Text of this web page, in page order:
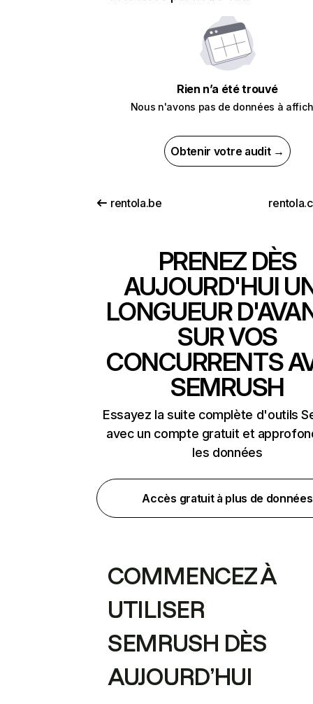
Rien n’a été trouvé
Nous n'avons pas de données à
Obtenir votre audit →
rentola.be
PRENEZ DÈS
AUJOURD'HUI
LONGUEUR
SUR VOS
CONCURRENTS
SEMRUSH
Essayez la suite complète d'outils
avec un compte gratuit et
les données
Accès gratuit à plus de données
COMMENCEZ À
UTILISER
SEMRUSH DÈS
AUJOURD’HUI